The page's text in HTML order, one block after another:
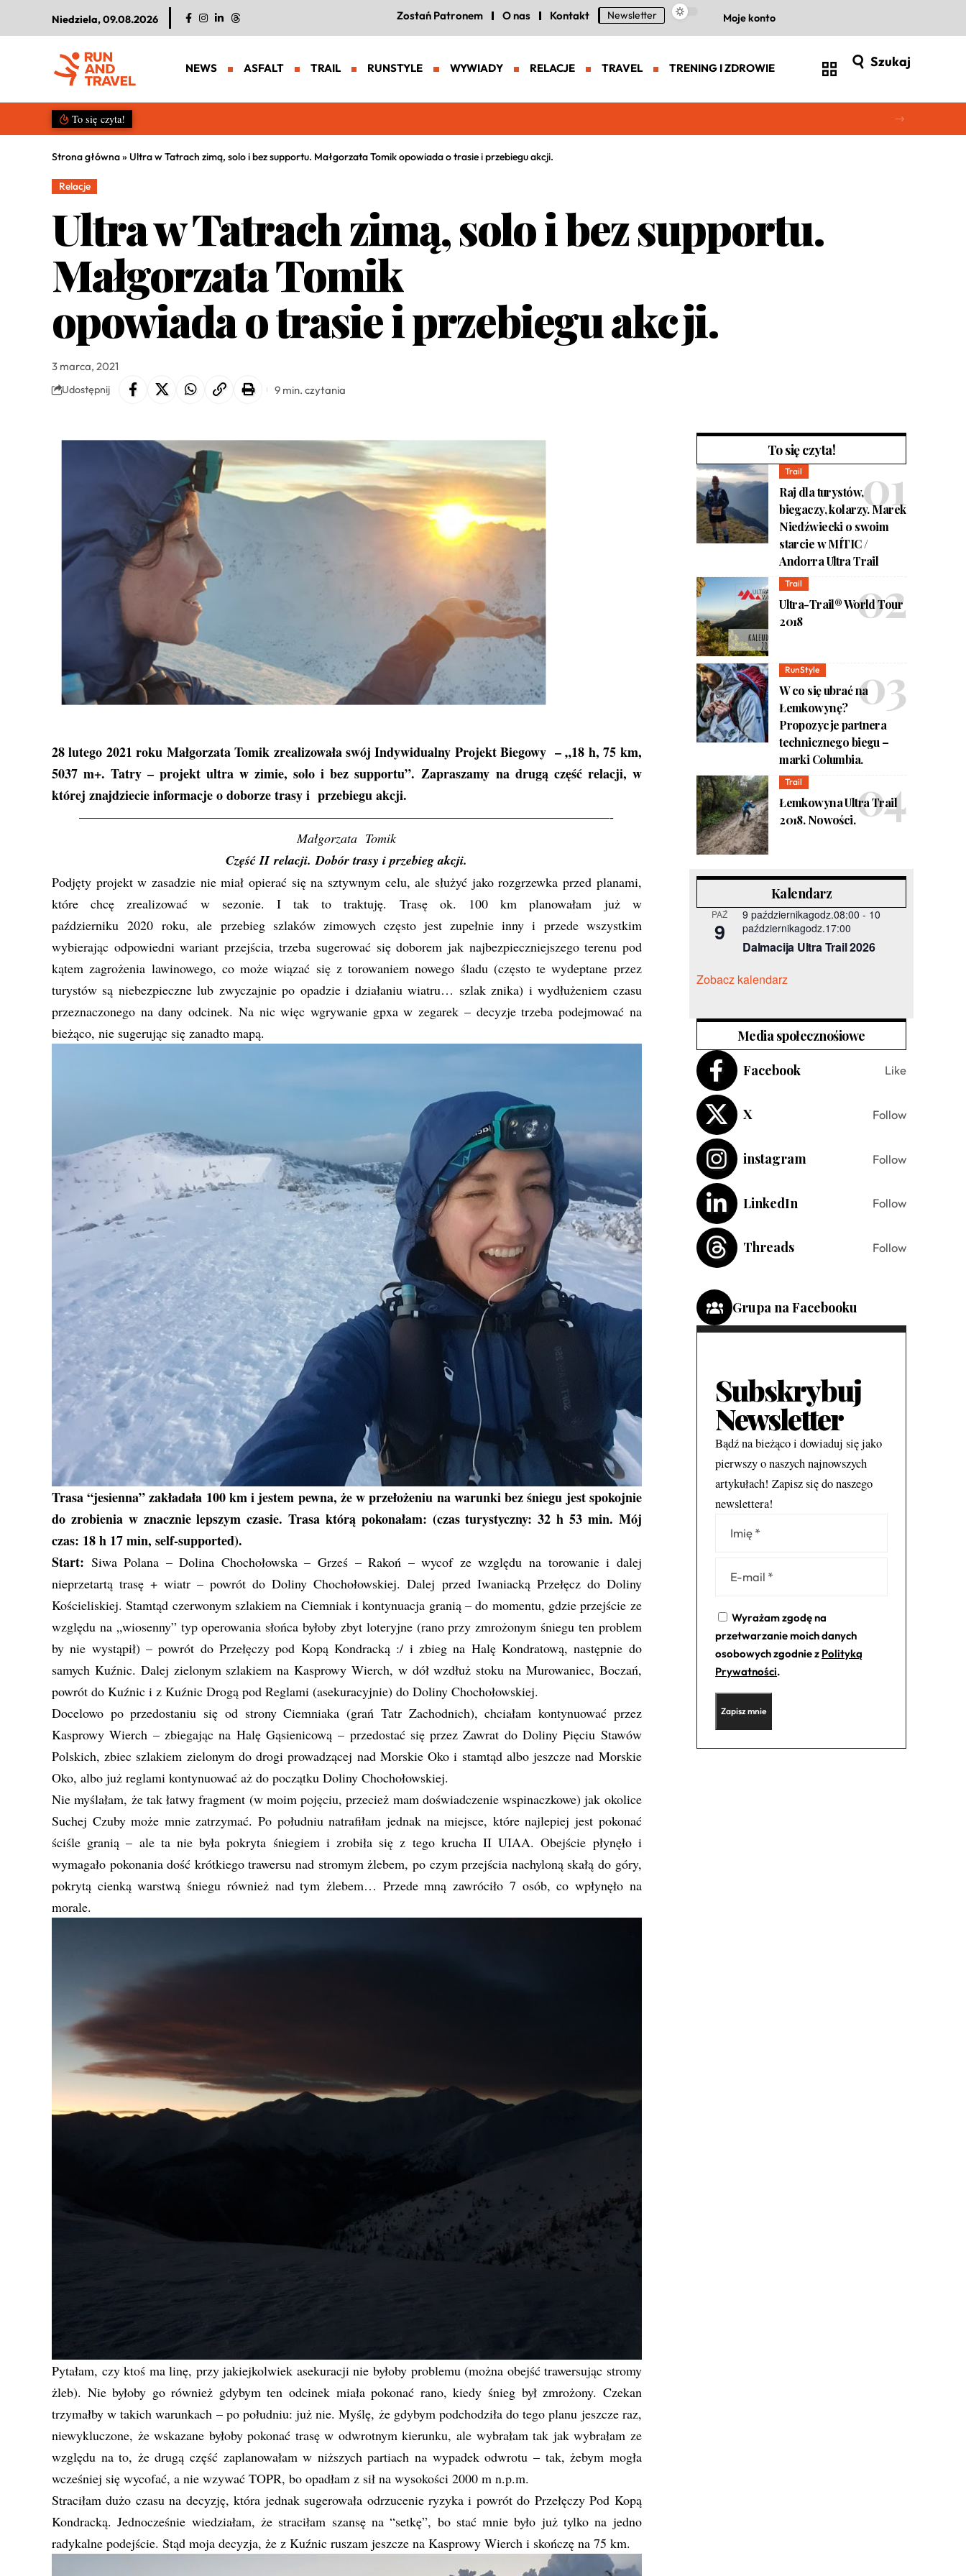
Niedziela, 09.08.2026 Zostań Patronem O nas Kontakt Newsletter Moje konto
NEWS ASFALT TRAIL RUNSTYLE WYWIADY RELACJE TRAVEL TRENING I ZDROWIE Szukaj
To się czyta!
Strona główna» Ultra w Tatrach zimą, solo i bez supportu. Małgorzata Tomik opowiada o trasie i przebiegu akcji.
Relacje
Ultra w Tatrach zimą, solo i bez supportu.
Małgorzata Tomik
opowiada o trasie i przebiegu akcji.
3 marca, 2021
Udostępnij 9 min. czytania
28 lutego 2021 roku Małgorzata Tomik zrealizowała swój Indywidualny Projekt Biegowy – „18 h, 75 km,
5037 m+. Tatry – projekt ultra w zimie, solo i bez supportu”. Zapraszamy na drugą część relacji, w
której znajdziecie informacje o doborze trasy i przebiegu akcji.
—————————————————————————————————————————-
Małgorzata Tomik
Część II relacji. Dobór trasy i przebieg akcji.
Podjęty projekt w zasadzie nie miał opierać się na sztywnym celu, ale służyć jako rozgrzewka przed planami,
które chcę zrealizować w sezonie. I tak to traktuję. Trasę ok. 100 km planowałam już w
październiku 2020 roku, ale przebieg szlaków zimowych często jest zupełnie inny i przede wszystkim
wybierając odpowiedni wariant przejścia, trzeba sugerować się doborem jak najbezpieczniejszego terenu pod
kątem zagrożenia lawinowego, co może wiązać się z torowaniem nowego śladu (często te wydeptane przez
turystów są niebezpieczne lub zwyczajnie po opadzie i działaniu wiatru… szlak znika) i wydłużeniem czasu
przeznaczonego na dany odcinek. Na nic więc wgrywanie gpxa w zegarek – decyzje trzeba podejmować na
bieżąco, nie sugerując się zanadto mapą.
Trasa “jesienna” zakładała 100 km i jestem pewna, że w przełożeniu na warunki bez śniegu jest spokojnie
do zrobienia w znacznie lepszym czasie. Trasa którą pokonałam: (czas turystyczny: 32 h 53 min. Mój
czas: 18 h 17 min, self-supported).
Start: Siwa Polana – Dolina Chochołowska – Grześ – Rakoń – wycof ze względu na torowanie i dalej
nieprzetartą trasę + wiatr – powrót do Doliny Chochołowskiej. Dalej przed Iwaniacką Przełęcz do Doliny
Kościeliskiej. Stamtąd czerwonym szlakiem na Ciemniak i kontynuacja granią – do momentu, gdzie przejście ze
względu na „wiosenny” typ operowania słońca byłoby zbyt loteryjne (rano przy zmrożonym śniegu ten problem
by nie wystąpił) – powrót do Przełęczy pod Kopą Kondracką :/ i zbieg na Halę Kondratową, następnie do
samych Kuźnic. Dalej zielonym szlakiem na Kasprowy Wierch, w dół wzdłuż stoku na Murowaniec, Boczań,
powrót do Kuźnic i z Kuźnic Drogą pod Reglami (asekuracyjnie) do Doliny Chochołowskiej.
Docelowo po przedostaniu się od strony Ciemniaka (grań Tatr Zachodnich), chciałam kontynuować przez
Kasprowy Wierch – zbiegając na Halę Gąsienicową – przedostać się przez Zawrat do Doliny Pięciu Stawów
Polskich, zbiec szlakiem zielonym do drogi prowadzącej nad Morskie Oko i stamtąd albo jeszcze nad Morskie
Oko, albo już reglami kontynuować aż do początku Doliny Chochołowskiej.
Nie myślałam, że tak łatwy fragment (w moim pojęciu, przecież mam doświadczenie wspinaczkowe) jak okolice
Suchej Czuby może mnie zatrzymać. Po południu natrafiłam jednak na miejsce, które najlepiej jest pokonać
ściśle granią – ale ta nie była pokryta śniegiem i zrobiła się z tego krucha II UIAA. Obejście płynęło i
wymagało pokonania dość krótkiego trawersu nad stromym żlebem, po czym przejścia nachyloną skałą do góry,
pokrytą cienką warstwą śniegu również nad tym żlebem… Przede mną zawróciło 7 osób, co wpłynęło na
morale.
Pytałam, czy ktoś ma linę, przy jakiejkolwiek asekuracji nie byłoby problemu (można obejść trawersując stromy
żleb). Nie byłoby go również gdybym ten odcinek miała pokonać rano, kiedy śnieg był zmrożony. Czekan
trzymałby w takich warunkach – po południu: już nie. Myślę, że gdybym podchodziła do tego planu jeszcze raz,
niewykluczone, że wskazane byłoby pokonać trasę w odwrotnym kierunku, ale wybrałam tak jak wybrałam ze
względu na to, że drugą część zaplanowałam w niższych partiach na wypadek odwrotu – tak, żebym mogła
wcześniej się wycofać, a nie wzywać TOPR, bo opadłam z sił na wysokości 2000 m n.p.m.
Straciłam dużo czasu na decyzję, która jednak sugerowała odrzucenie ryzyka i powrót do Przełęczy Pod Kopą
Kondracką. Jednocześnie wiedziałam, że straciłam szansę na “setkę”, bo stać mnie było już tylko na jedno
radykalne podejście. Stąd moja decyzja, że z Kuźnic ruszam jeszcze na Kasprowy Wierch i skończę na 75 km.
To się czyta!
Trail
Raj dla turystów,
biegaczy, kolarzy. Marek
Niedźwiecki o swoim
starcie w MÍTIC /
Andorra Ultra Trail
Trail
Ultra-Trail® World Tour
2018
RunStyle
W co się ubrać na
Łemkowynę?
Propozycje partnera
technicznego biegu –
marki Columbia.
Trail
Łemkowyna Ultra Trail
2018. Nowości.
Kalendarz
PAŹ
9
9 październikagodz.08:00 - 10
październikagodz.17:00
Dalmacija Ultra Trail 2026
Zobacz kalendarz
Media społecznośiowe
Facebook
Like
X Follow
instagram Follow
LinkedIn Follow
Threads Follow
Grupa na Facebooku
Subskrybuj
Newsletter
Bądź na bieżąco i dowiaduj się jako
pierwszy o naszych najnowszych
artykułach! Zapisz się do naszego
newslettera!
Wyrażam zgodę na
przetwarzanie moich danych
osobowych zgodnie z Polityką
Prywatności.
Alternative: